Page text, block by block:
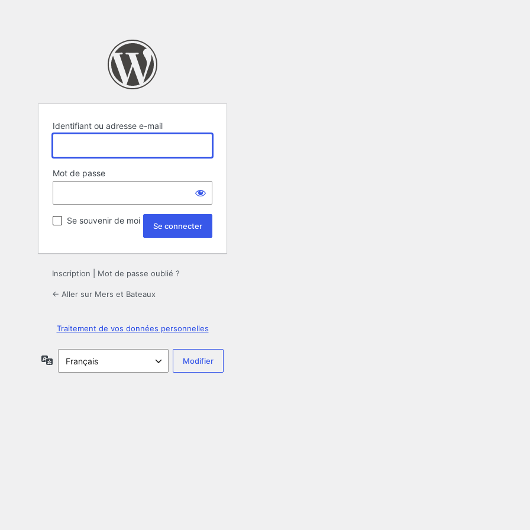
Identifiant ou adresse e-mail
Mot de passe
Se souvenir de moi
Inscription Mot de passe oublié ?
← Aller sur Mers et Bateaux
Traitement de vos données personnelles
Langue